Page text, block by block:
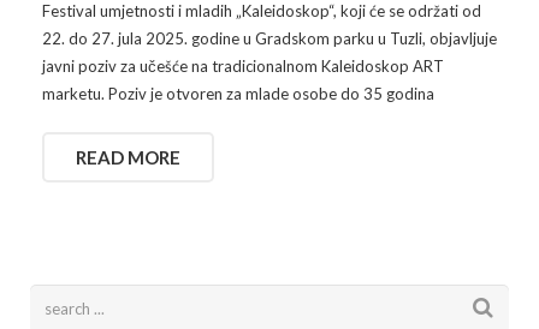
Festival umjetnosti i mladih „Kaleidoskop“, koji će se održati od
22. do 27. jula 2025. godine u Gradskom parku u Tuzli, objavljuje
javni poziv za učešće na tradicionalnom Kaleidoskop ART
marketu. Poziv je otvoren za mlade osobe do 35 godina
READ MORE